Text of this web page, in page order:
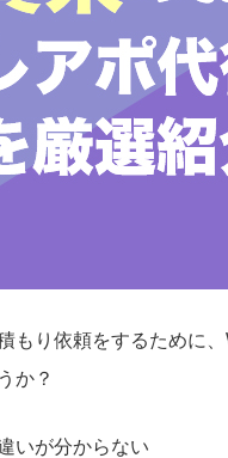
もり依頼をするために
か？
いが分からない